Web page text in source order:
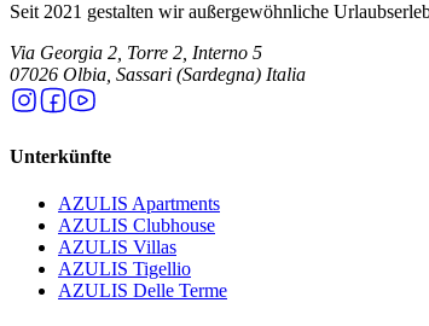
Seit 2021 gestalten wir außergewöhnliche
Via Georgia 2, Torre 2, Interno 5
07026 Olbia, Sassari (Sardegna) Italia
Unterkünfte
AZULIS Apartments
AZULIS Clubhouse
AZULIS Villas
AZULIS Tigellio
AZULIS Delle Terme